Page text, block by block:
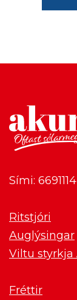
Sími: 6691114
Ritstjóri
Auglýsingar
Viltu styrkja
Fréttir